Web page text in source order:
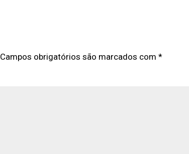
Campos obrigatórios são marcados com*